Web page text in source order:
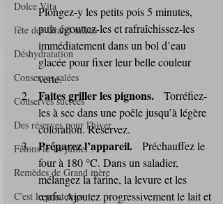
Dolce Vita
fête des Grand mères
Déshydratation
Conserves salées
Conserves sucrées
Des réserves pour l'hiver
Fêtons le 14 juillet !
Remèdes de Grand mère
C'est le printemps
Plongez-y les petits pois 5 minutes,
puis égouttez-les et rafraîchissez-les
immédiatement dans un bol d’eau
glacée pour fixer leur belle couleur
verte.
Faites griller les pignons. Torréfiez-
les à sec dans une poêle jusqu’à légère
coloration. Réservez.
Préparez l’appareil. Préchauffez le
four à 180 °C. Dans un saladier,
mélangez la farine, la levure et les
œufs. Ajoutez progressivement le lait et